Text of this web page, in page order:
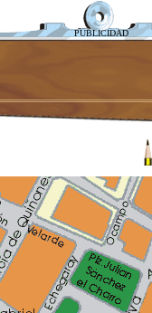
PUBLICIDAD